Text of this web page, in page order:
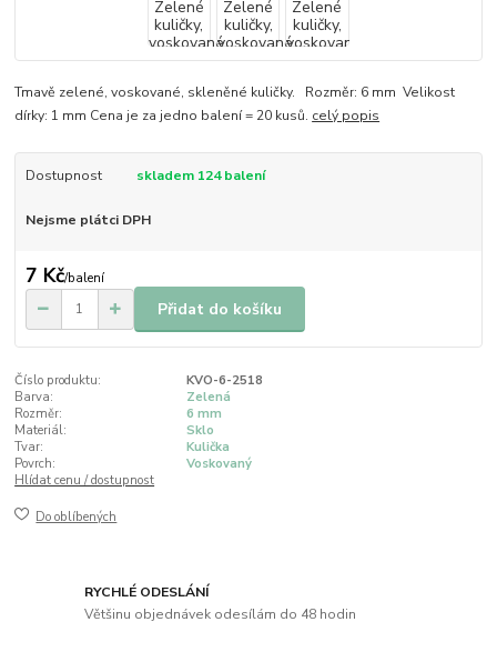
Tmavě zelené, voskované, skleněné kuličky. Rozměr: 6 mm Velikost
dírky: 1 mm Cena je za jedno balení = 20 kusů. celý popis
Dostupnost skladem 124 balení
Nejsme plátci DPH
7 Kč/balení
Přidat do košíku
Číslo produktu:
KVO-6-2518
Barva:
Zelená
Rozměr:
6 mm
Materiál:
Sklo
Tvar:
Kulička
Povrch:
Voskovaný
Hlídat cenu / dostupnost
Do oblíbených
RYCHLÉ ODESLÁNÍ
Většinu objednávek odesílám do 48 hodin